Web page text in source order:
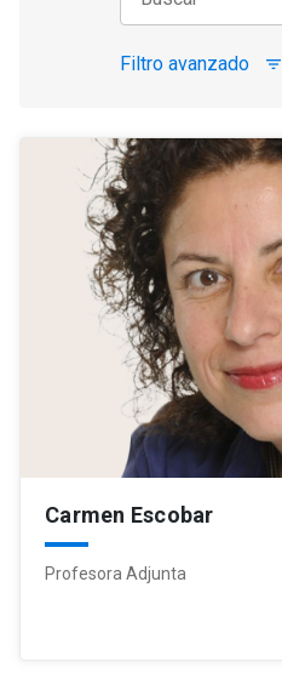
Filtro avanzado filter_list
Carmen Escobar
Profesora Adjunta